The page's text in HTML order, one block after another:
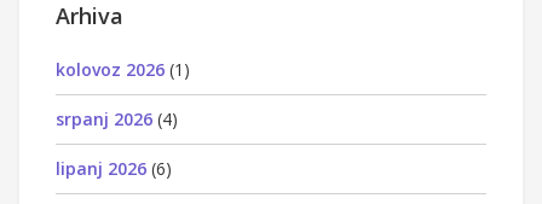
Arhiva
kolovoz 2026 (1)
srpanj 2026 (4)
lipanj 2026 (6)